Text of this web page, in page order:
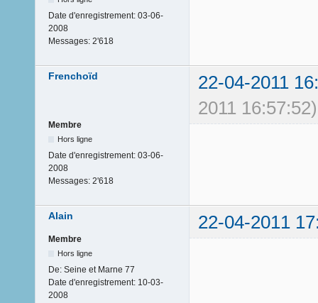
Date d'enregistrement: 03-06-
2008
Messages: 2'618
Frenchoïd
22-04-2011
2011 16:57:52)
Membre
Hors ligne
Date d'enregistrement: 03-06-
2008
Messages: 2'618
Alain 22-04-2011
Membre
Hors ligne
De: Seine et Marne 77
Date d'enregistrement: 10-03-
2008